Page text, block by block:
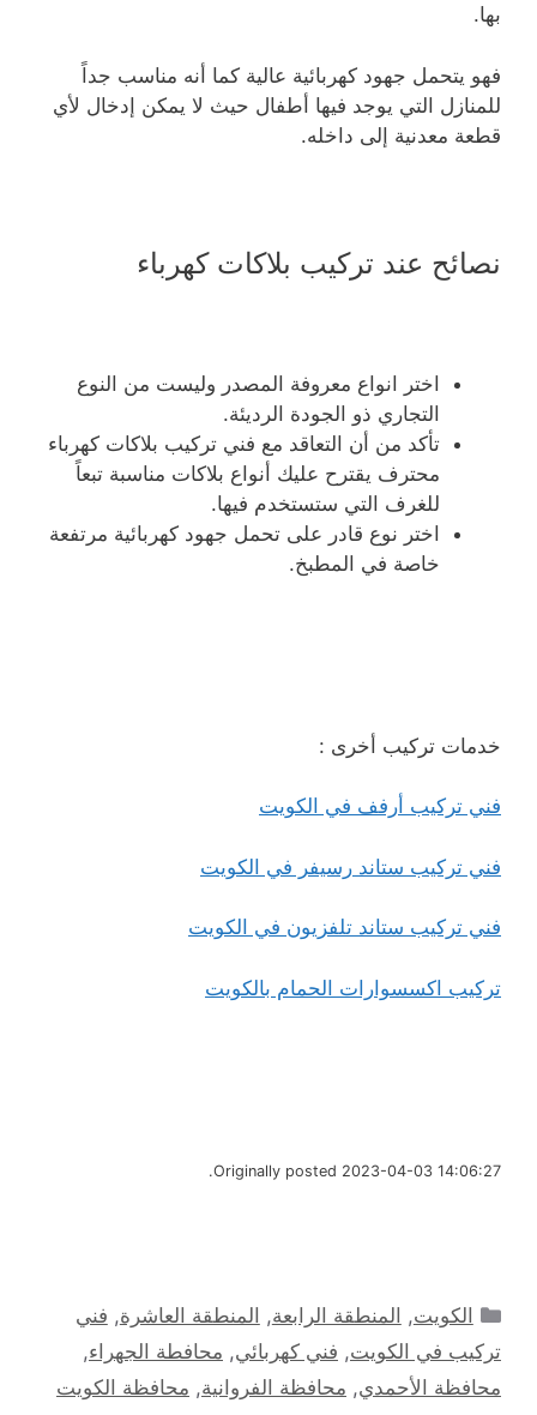
بها.
فهو يتحمل جهود كهربائية عالية كما أنه مناسب جداً
للمنازل التي يوجد فيها أطفال حيث لا يمكن إدخال لأي
قطعة معدنية إلى داخله.
نصائح عند تركيب بلاكات كهرباء
اختر انواع معروفة المصدر وليست من النوع
التجاري ذو الجودة الرديئة.
تأكد من أن التعاقد مع فني تركيب بلاكات كهرباء
محترف يقترح عليك أنواع بلاكات مناسبة تبعاً
للغرف التي ستستخدم فيها.
اختر نوع قادر على تحمل جهود كهربائية مرتفعة
خاصة في المطبخ.
خدمات تركيب أخرى :
فني تركيب أرفف في الكويت
فني تركيب ستاند رسيفر في الكويت
فني تركيب ستاند تلفزيون في الكويت
تركيب اكسسوارات الحمام بالكويت
Originally posted 2023-04-03 14:06:27.
التصنيفات
الكويت, المنطقة الرابعة, المنطقة العاشرة, فني
تركيب في الكويت, فني كهربائي, محافطة الجهراء,
محافظة الأحمدي, محافظة الفروانية, محافظة الكويت